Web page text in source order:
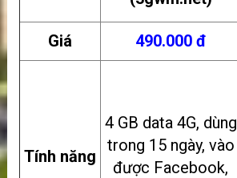
Giá 490.000 đ
Tính năng
4 GB data 4G, dùng
trong 15 ngày, vào
được Facebook,